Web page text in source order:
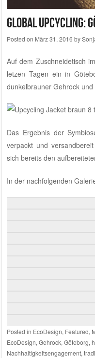
Global Upcycling:
Posted on März 31, 2016 by
Auf dem Zuschneidetisch im
letzen Tagen ein in
dunkelbrauner Gehrock
Das Ergebnis der
verpackt und
sich bereits den
In der nachfolgenden
Posted in EcoDesign, Featured,
EcoDesign, Gehrock, Göteborg,
Nachhaltigkeitsengagement,